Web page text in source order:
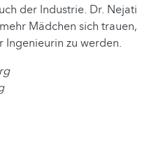
der Industrie. Dr. Nejati
Mädchen sich trauen,
Ingenieurin zu werden.